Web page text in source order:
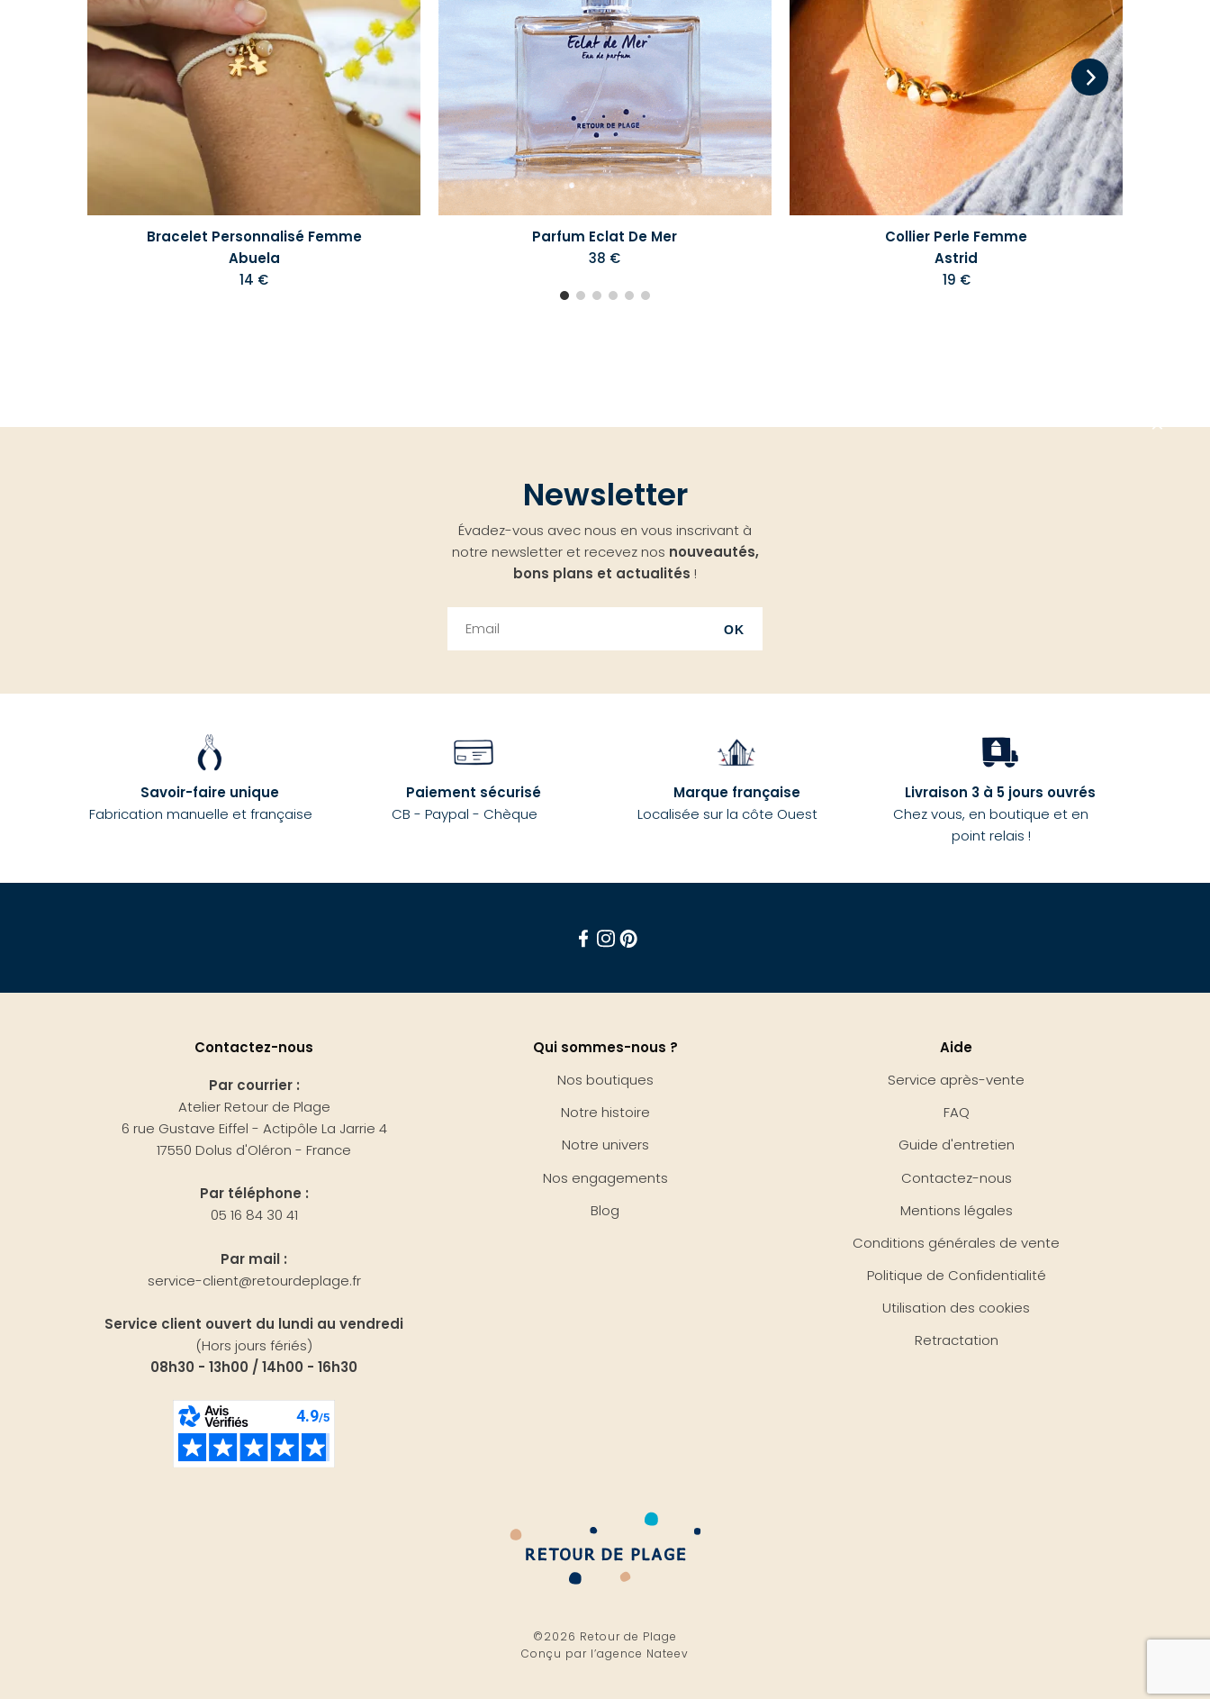
Bracelet Personnalisé Femme
Abuela
14 €
Parfum Eclat De Mer
38 €
Collier Perle Femme
Astrid
19 €
Newsletter
Évadez-vous avec nous en vous inscrivant à
notre newsletter et recevez nos nouveautés,
bons plans et actualités !
OK
Savoir-faire unique
Fabrication manuelle et française
Paiement sécurisé
CB - Paypal - Chèque
Marque française
Localisée sur la côte Ouest
Livraison 3 à 5 jours ouvrés
Chez vous, en boutique et en
point relais !
Contactez-nous
Par courrier :
Atelier Retour de Plage
6 rue Gustave Eiffel - Actipôle La Jarrie 4
17550 Dolus d'Oléron - France
Par téléphone :
05 16 84 30 41
Par mail :
service-client@retourdeplage.fr
Service client ouvert du lundi au vendredi
(Hors jours fériés)
08h30 - 13h00 / 14h00 - 16h30
Qui sommes-nous ?
Nos boutiques
Notre histoire
Notre univers
Nos engagements
Blog
Aide
Service après-vente
FAQ
Guide d'entretien
Contactez-nous
Mentions légales
Conditions générales de vente
Politique de Confidentialité
Utilisation des cookies
Retractation
©2026 Retour de Plage
Conçu par l’agence Nateev